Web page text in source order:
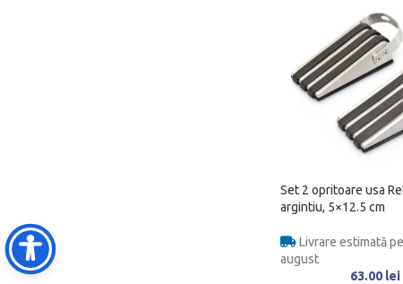
Set 2 opritoare usa
argintiu, 5×12.5 cm
Livrare estimată
august
63.00 lei